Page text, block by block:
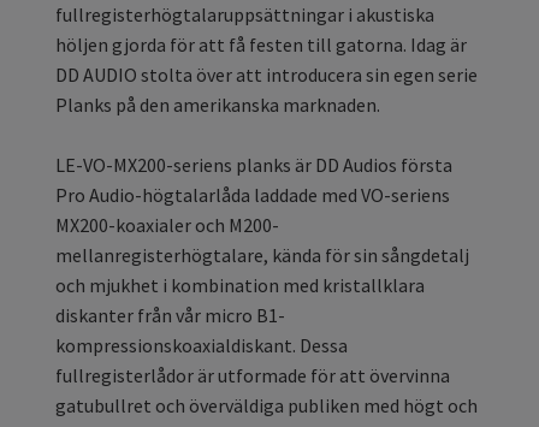
fullregisterhögtalaruppsättningar i akustiska
höljen gjorda för att få festen till gatorna. Idag är
DD AUDIO stolta över att introducera sin egen serie
Planks på den amerikanska marknaden.
LE-VO-MX200-seriens planks är DD Audios första
Pro Audio-högtalarlåda laddade med VO-seriens
MX200-koaxialer och M200-
mellanregisterhögtalare, kända för sin sångdetalj
och mjukhet i kombination med kristallklara
diskanter från vår micro B1-
kompressionskoaxialdiskant. Dessa
fullregisterlådor är utformade för att övervinna
gatubullret och överväldiga publiken med högt och